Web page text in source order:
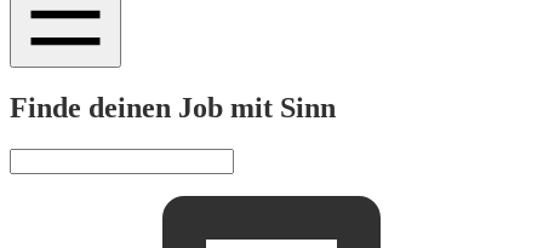
Finde deinen Job mit Sinn